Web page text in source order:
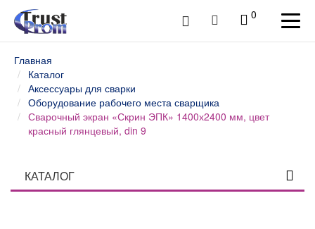
0
Главная
Каталог
Аксессуары для сварки
Оборудование рабочего места сварщика
Сварочный экран «Скрин ЭПК» 1400х2400 мм, цвет
красный глянцевый, din 9
КАТАЛОГ